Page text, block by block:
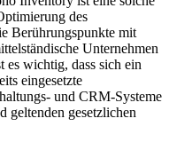
des
Berührungspunkte mit
Unternehmen
es wichtig, dass sich ein
eingesetzte
und CRM-Systeme
geltenden gesetzlichen